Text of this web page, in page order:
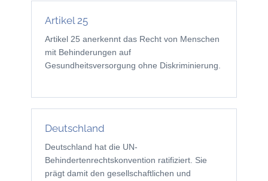
Artikel 25
Artikel 25 anerkennt das Recht von Menschen
mit Behinderungen auf
Gesundheitsversorgung ohne Diskriminierung.
Deutschland
Deutschland hat die UN-
Behindertenrechtskonvention ratifiziert. Sie
prägt damit den gesellschaftlichen und